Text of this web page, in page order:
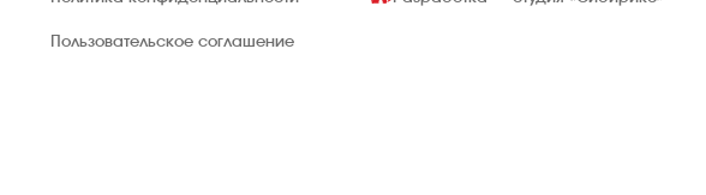
Пользовательское соглашение